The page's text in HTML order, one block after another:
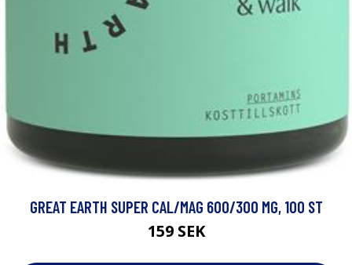
GREAT EARTH SUPER CAL/MAG 600/300 MG, 100 ST
159 SEK